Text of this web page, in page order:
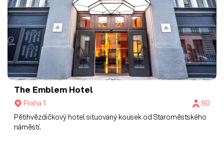
The Emblem Hotel
Praha 1
80
Pětihvězdičkový hotel situovaný kousek od Staroměstského
náměstí.